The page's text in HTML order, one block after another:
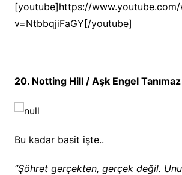
[youtube]https://www.youtube.com/
v=NtbbqjiFaGY[/youtube]
20. Notting Hill / Aşk Engel
Bu kadar basit işte..
“Şöhret gerçekten, gerçek değil.